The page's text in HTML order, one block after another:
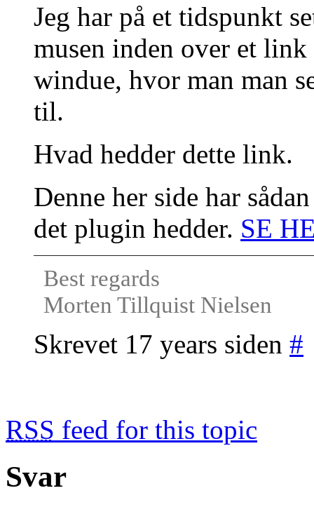
Jeg har på et tidspunkt
musen inden over et
windue, hvor man man
til.
Hvad hedder dette link.
Denne her side har
det plugin hedder. SE
Best regards
Morten Tillquist Nielsen
Skrevet 17 years siden #
RSS feed for this topic
Svar